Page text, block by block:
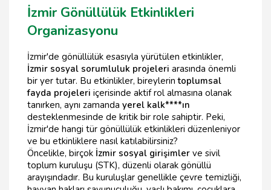
İzmir Gönüllülük Etkinlikleri
Organizasyonu
İzmir'de gönüllülük esasıyla yürütülen etkinlikler,
İzmir sosyal sorumluluk projeleri arasında önemli
bir yer tutar. Bu etkinlikler, bireylerintoplumsal
fayda projeleri içerisinde aktif rol almasına olanak
tanırken, aynı zamanda yerel kalk****ın
desteklenmesinde de kritik bir role sahiptir. Peki,
İzmir'de hangi tür gönüllülük etkinlikleri düzenleniyor
ve bu etkinliklere nasıl katılabilirsiniz?
Öncelikle, birçok İzmir sosyal girişimler ve sivil
toplum kuruluşu (STK), düzenli olarak gönüllü
arayışındadır. Bu kuruluşlar genellikle çevre temizliği,